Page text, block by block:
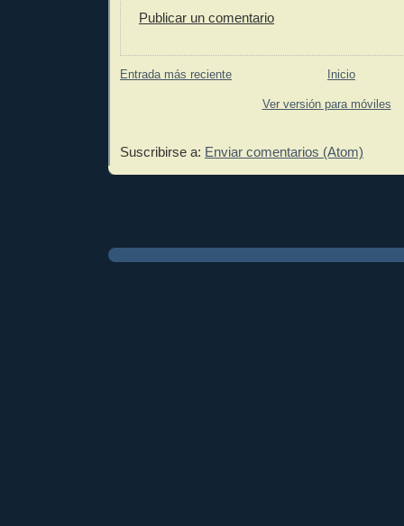
Publicar un comentario
Entrada más reciente Inicio
Ver versión para móviles
Suscribirse a: Enviar comentarios (Atom)